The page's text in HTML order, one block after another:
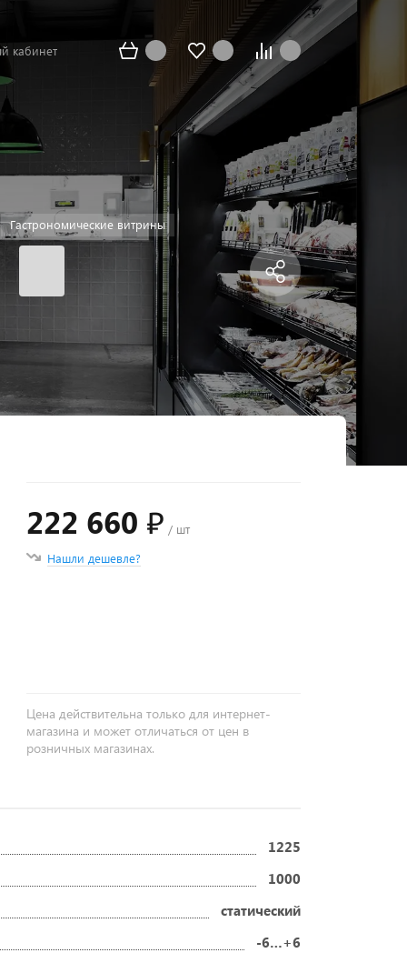
кабинет
Гастрономические витрины
222 660 ₽ / шт
Нашли дешевле?
Цена действительна только для интернет-
магазина и может отличаться от цен в
розничных магазинах.
1225
1000
статический
-6…+6